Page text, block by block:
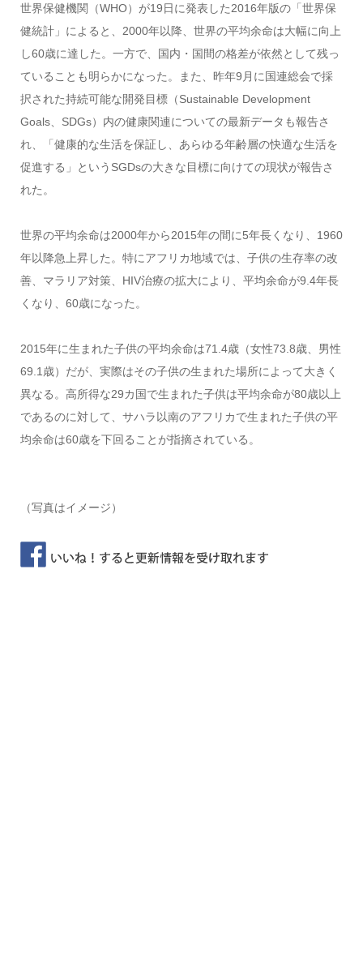
世界保健機関（WHO）が19日に発表した2016年版の「世界保
健統計」によると、2000年以降、世界の平均余命は大幅に向上
し60歳に達した。一方で、国内・国間の格差が依然として残っ
ていることも明らかになった。また、昨年9月に国連総会で採
択された持続可能な開発目標（Sustainable Development
Goals、SDGs）内の健康関連についての最新データも報告さ
れ、「健康的な生活を保証し、あらゆる年齢層の快適な生活を
促進する」というSGDsの大きな目標に向けての現状が報告さ
れた。
世界の平均余命は2000年から2015年の間に5年長くなり、1960
年以降急上昇した。特にアフリカ地域では、子供の生存率の改
善、マラリア対策、HIV治療の拡大により、平均余命が9.4年長
くなり、60歳になった。
2015年に生まれた子供の平均余命は71.4歳（女性73.8歳、男性
69.1歳）だが、実際はその子供の生まれた場所によって大きく
異なる。高所得な29カ国で生まれた子供は平均余命が80歳以上
であるのに対して、サハラ以南のアフリカで生まれた子供の平
均余命は60歳を下回ることが指摘されている。
（写真はイメージ）